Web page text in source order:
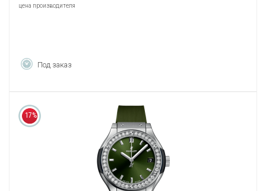
цена производителя
Под заказ
17%